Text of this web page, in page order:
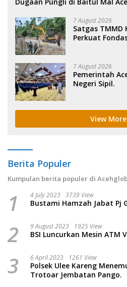
7 August 2026
Satgas TMMD
Perkuat
7 August 2026
Pemerintah
Negeri Sipil.
View More
Berita Populer
Kumpulan berita populer di
1 4 July 2023 3739 View
Bustami Hamzah Jabat Pj
2 9 August 2023 1925 View
BSI Luncurkan Mesin ATM
3 6 April 2023 1261 View
Polsek Ulee Kareng
Trotoar Jembatan Pango.